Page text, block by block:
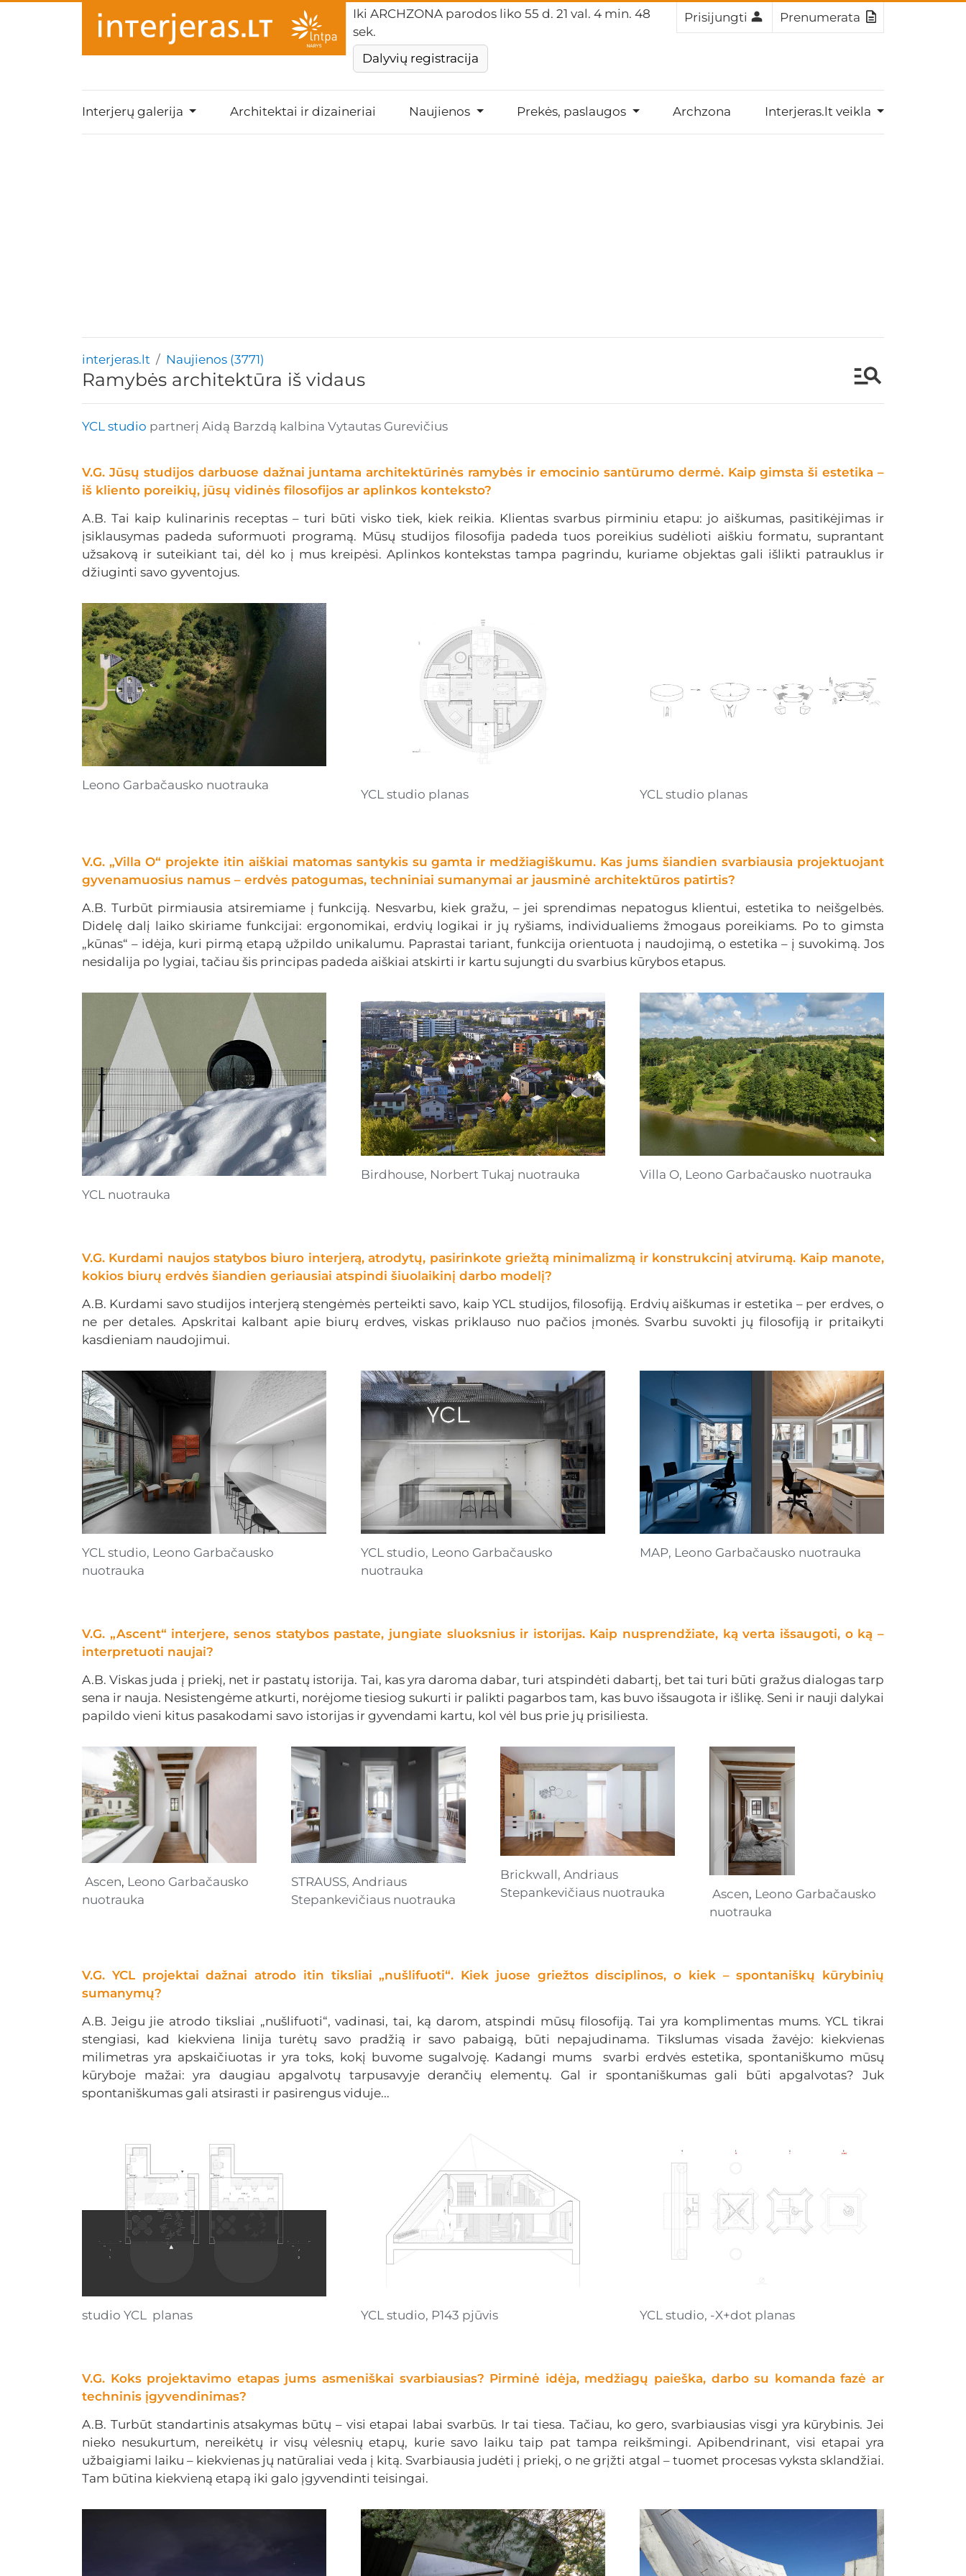
Iki ARCHZONA parodos liko 55 d. 21 val. 4 min. 47
sek.
Dalyvių registracija
Prisijungti Prenumerata
Interjerų galerija Architektai ir dizaineriai Naujienos Prekės, paslaugos Archzona Interjeras.lt veikla
interjeras.lt Naujienos (3771)
Ramybės architektūra iš vidaus
YCL studio partnerį Aidą Barzdą kalbina Vytautas Gurevičius
V.G. Jūsų studijos darbuose dažnai juntama architektūrinės ramybės ir emocinio santūrumo dermė. Kaip gimsta ši estetika –
iš kliento poreikių, jūsų vidinės filosofijos ar aplinkos konteksto?
A.B. Tai kaip kulinarinis receptas – turi būti visko tiek, kiek reikia. Klientas svarbus pirminiu etapu: jo aiškumas, pasitikėjimas ir
įsiklausymas padeda suformuoti programą. Mūsų studijos filosofija padeda tuos poreikius sudėlioti aiškiu formatu, suprantant
užsakovą ir suteikiant tai, dėl ko į mus kreipėsi. Aplinkos kontekstas tampa pagrindu, kuriame objektas gali išlikti patrauklus ir
džiuginti savo gyventojus.
Leono Garbačausko nuotrauka
YCL studio planas YCL studio planas
V.G. „Villa O“ projekte itin aiškiai matomas santykis su gamta ir medžiagiškumu. Kas jums šiandien svarbiausia projektuojant
gyvenamuosius namus – erdvės patogumas, techniniai sumanymai ar jausminė architektūros patirtis?
A.B. Turbūt pirmiausia atsiremiame į funkciją. Nesvarbu, kiek gražu, – jei sprendimas nepatogus klientui, estetika to neišgelbės.
Didelę dalį laiko skiriame funkcijai: ergonomikai, erdvių logikai ir jų ryšiams, individualiems žmogaus poreikiams. Po to gimsta
„kūnas“ – idėja, kuri pirmą etapą užpildo unikalumu. Paprastai tariant, funkcija orientuota į naudojimą, o estetika – į suvokimą. Jos
nesidalija po lygiai, tačiau šis principas padeda aiškiai atskirti ir kartu sujungti du svarbius kūrybos etapus.
YCL nuotrauka
Birdhouse, Norbert Tukaj nuotrauka Villa O, Leono Garbačausko nuotrauka
V.G. Kurdami naujos statybos biuro interjerą, atrodytų, pasirinkote griežtą minimalizmą ir konstrukcinį atvirumą. Kaip manote,
kokios biurų erdvės šiandien geriausiai atspindi šiuolaikinį darbo modelį?
A.B. Kurdami savo studijos interjerą stengėmės perteikti savo, kaip YCL studijos, filosofiją. Erdvių aiškumas ir estetika – per erdves, o
ne per detales. Apskritai kalbant apie biurų erdves, viskas priklauso nuo pačios įmonės. Svarbu suvokti jų filosofiją ir pritaikyti
kasdieniam naudojimui.
YCL studio, Leono Garbačausko
nuotrauka
YCL studio, Leono Garbačausko
nuotrauka
MAP, Leono Garbačausko nuotrauka
V.G. „Ascent“ interjere, senos statybos pastate, jungiate sluoksnius ir istorijas. Kaip nusprendžiate, ką verta išsaugoti, o ką –
interpretuoti naujai?
A.B. Viskas juda į priekį, net ir pastatų istorija. Tai, kas yra daroma dabar, turi atspindėti dabartį, bet tai turi būti gražus dialogas tarp
sena ir nauja. Nesistengėme atkurti, norėjome tiesiog sukurti ir palikti pagarbos tam, kas buvo išsaugota ir išlikę. Seni ir nauji dalykai
papildo vieni kitus pasakodami savo istorijas ir gyvendami kartu, kol vėl bus prie jų prisiliesta.
Ascen, Leono Garbačausko
nuotrauka
STRAUSS, Andriaus
Stepankevičiaus nuotrauka
Brickwall, Andriaus
Stepankevičiaus nuotrauka
Ascen, Leono Garbačausko
nuotrauka
V.G. YCL projektai dažnai atrodo itin tiksliai „nušlifuoti“. Kiek juose griežtos disciplinos, o kiek – spontaniškų kūrybinių
sumanymų?
A.B. Jeigu jie atrodo tiksliai „nušlifuoti“, vadinasi, tai, ką darom, atspindi mūsų filosofiją. Tai yra komplimentas mums. YCL tikrai
stengiasi, kad kiekviena linija turėtų savo pradžią ir savo pabaigą, būti nepajudinama. Tikslumas visada žavėjo: kiekvienas
milimetras yra apskaičiuotas ir yra toks, kokį buvome sugalvoję. Kadangi mums svarbi erdvės estetika, spontaniškumo mūsų
kūryboje mažai: yra daugiau apgalvotų tarpusavyje derančių elementų. Gal ir spontaniškumas gali būti apgalvotas? Juk
spontaniškumas gali atsirasti ir pasirengus viduje...
studio YCL planas YCL studio, P143 pjūvis YCL studio, -X+dot planas
V.G. Koks projektavimo etapas jums asmeniškai svarbiausias? Pirminė idėja, medžiagų paieška, darbo su komanda fazė ar
techninis įgyvendinimas?
A.B. Turbūt standartinis atsakymas būtų – visi etapai labai svarbūs. Ir tai tiesa. Tačiau, ko gero, svarbiausias visgi yra kūrybinis. Jei
nieko nesukurtum, nereikėtų ir visų vėlesnių etapų, kurie savo laiku taip pat tampa reikšmingi. Apibendrinant, visi etapai yra
užbaigiami laiku – kiekvienas jų natūraliai veda į kitą. Svarbiausia judėti į priekį, o ne grįžti atgal – tuomet procesas vyksta sklandžiai.
Tam būtina kiekvieną etapą iki galo įgyvendinti teisingai.